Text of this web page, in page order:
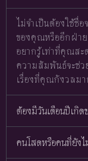
ไม่จำเป็นต้องใช้ชื่
ของคุณหรืออีกฝ่า
อยากรู้เท่าที่คุณสะ
ความสัมพันธ์จะช่ว
เรื่องที่คุณกังวลม
ต้องมีวันเดือนปีเกิ
คนโสดหรือคนที่ยัง